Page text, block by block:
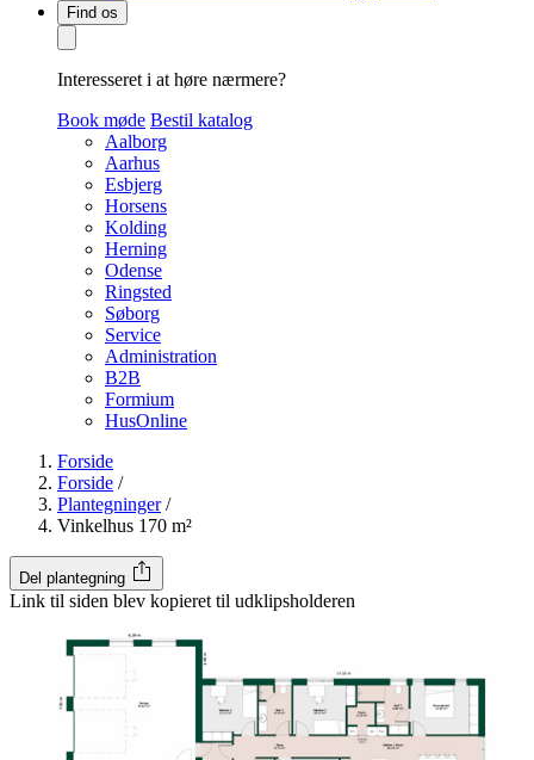
Find os
Interesseret i at høre nærmere?
Book møde Bestil katalog
Aalborg
Aarhus
Esbjerg
Horsens
Kolding
Herning
Odense
Ringsted
Søborg
Service
Administration
B2B
Formium
HusOnline
Forside
Forside /
Plantegninger /
Vinkelhus 170 m²
Del plantegning
Link til siden blev kopieret til udklipsholderen